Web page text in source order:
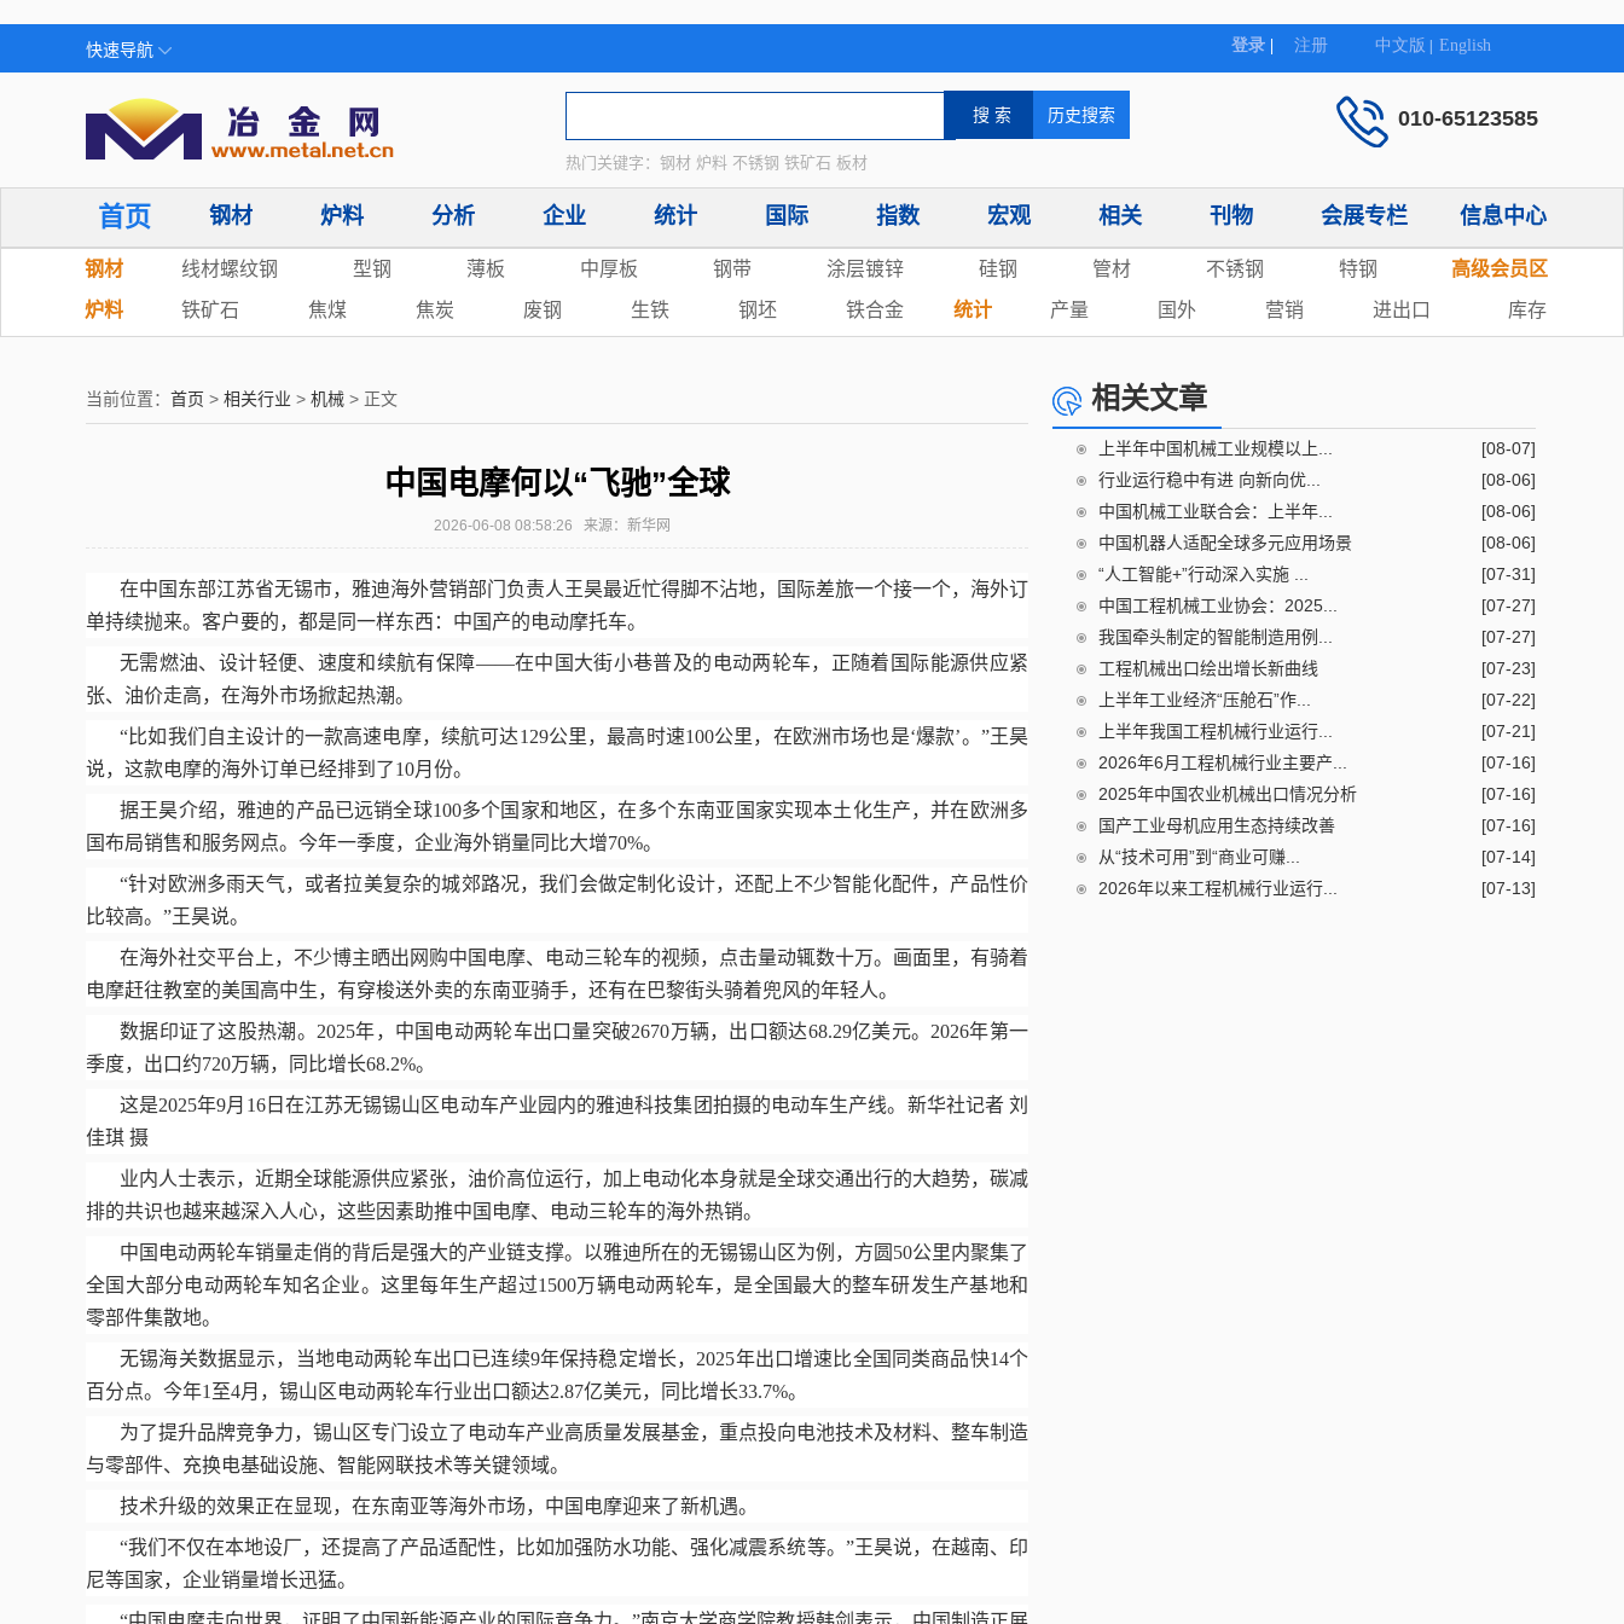
快速导航
热门关键字：钢材 炉料 不锈钢 铁矿石 板材
010-65123585
首页 钢材 炉料 分析 企业 统计 国际 指数 宏观 相关 刊物 会展专栏 信息中心
钢材 线材螺纹钢 型钢 薄板 中厚板 钢带 涂层镀锌 硅钢 管材 不锈钢 特钢
高级会员区
炉料
铁矿石 焦煤 焦炭 废钢 生铁 钢坯 铁合金 统计 产量 国外 营销 进出口 库存
当前位置： 首页 > 相关行业 > 机械 > 正文
中国电摩何以“飞驰”全球
2026-06-08 08:58:26 来源：新华网
在中国东部江苏省无锡市，雅迪海外营销部门负责人王昊最近忙得脚不沾地，国际差旅一个接一个，海外订
单持续抛来。客户要的，都是同一样东西：中国产的电动摩托车。
无需燃油、设计轻便、速度和续航有保障——在中国大街小巷普及的电动两轮车，正随着国际能源供应紧
张、油价走高，在海外市场掀起热潮。
“比如我们自主设计的一款高速电摩，续航可达129公里，最高时速100公里，在欧洲市场也是‘爆款’。”王昊
说，这款电摩的海外订单已经排到了10月份。
据王昊介绍，雅迪的产品已远销全球100多个国家和地区，在多个东南亚国家实现本土化生产，并在欧洲多
国布局销售和服务网点。今年一季度，企业海外销量同比大增70%。
“针对欧洲多雨天气，或者拉美复杂的城郊路况，我们会做定制化设计，还配上不少智能化配件，产品性价
比较高。”王昊说。
在海外社交平台上，不少博主晒出网购中国电摩、电动三轮车的视频，点击量动辄数十万。画面里，有骑着
电摩赶往教室的美国高中生，有穿梭送外卖的东南亚骑手，还有在巴黎街头骑着兜风的年轻人。
数据印证了这股热潮。 2025年，中国电动两轮车出口量突破2670万辆，出口额达68.29亿美元。 2026年第一
季度，出口约720万辆，同比增长68.2%。
这是2025年9月 16日在江苏无锡锡山区电动车产业园内的雅迪科技集团拍摄的电动车生产线。新华社记者 刘
佳琪 摄
业内人士表示，近期全球能源供应紧张，油价高位运行，加上电动化本身就是全球交通出行的大趋势，碳减
排的共识也越来越深入人心，这些因素助推中国电摩、电动三轮车的海外热销。
中国电动两轮车销量走俏的背后是强大的产业链支撑。以雅迪所在的无锡锡山区为例，方圆 50公里内聚集了
全国大部分电动两轮车知名企业。这里每年生产超过1500万辆电动两轮车，是全国最大的整车研发生产基地和
零部件集散地。
无锡海关数据显示，当地电动两轮车出口已连续9年保持稳定增长， 2025年出口增速比全国同类商品快14个
百分点。今年1 至4月，锡山区电动两轮车行业出口额达2.87亿美元，同比增长33.7%。
为了提升品牌竞争力，锡山区专门设立了电动车产业高质量发展基金，重点投向电池技术及材料、整车制造
与零部件、充换电基础设施、智能网联技术等关键领域。
技术升级的效果正在显现，在东南亚等海外市场，中国电摩迎来了新机遇。
“我们不仅在本地设厂，还提高了产品适配性，比如加强防水功能、强化减震系统等。”王昊说，在越南、印
尼等国家，企业销量增长迅猛。
相关文章
上半年中国机械工业规模以上...
[08-07]
行业运行稳中有进 向新向优...
[08-06]
中国机械工业联合会：上半年...
[08-06]
中国机器人适配全球多元应用场景
[08-06]
“人工智能+”行动深入实施 ...
[07-31]
中国工程机械工业协会：2025...
[07-27]
我国牵头制定的智能制造用例...
[07-27]
工程机械出口绘出增长新曲线
[07-23]
上半年工业经济“压舱石”作...
[07-22]
上半年我国工程机械行业运行...
[07-21]
2026年6月工程机械行业主要产...
[07-16]
2025年中国农业机械出口情况分析
[07-16]
国产工业母机应用生态持续改善
[07-16]
从“技术可用”到“商业可赚...
[07-14]
2026年以来工程机械行业运行...
[07-13]